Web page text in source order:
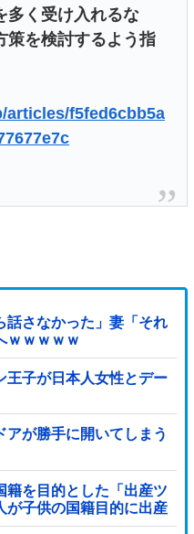
多く受け入れるな
策を検討するよう指
articles/f5fed6cbb5a
話さなかった」妻「それ
ｗｗｗｗｗ
王子が日本人女性とデー
が勝手に開いてしまう
籍を目的とした「出産ツ
が子供の国籍目的に出産
ｗｗｗｗｗｗｗｗ...